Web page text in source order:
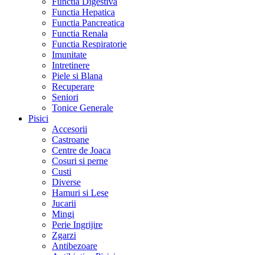
Functia Hepatica
Functia Pancreatica
Functia Renala
Functia Respiratorie
Imunitate
Intretinere
Piele si Blana
Recuperare
Seniori
Tonice Generale
Pisici
Accesorii
Castroane
Centre de Joaca
Cosuri si perne
Custi
Diverse
Hamuri si Lese
Jucarii
Mingi
Perie Ingrijire
Zgarzi
Antibezoare